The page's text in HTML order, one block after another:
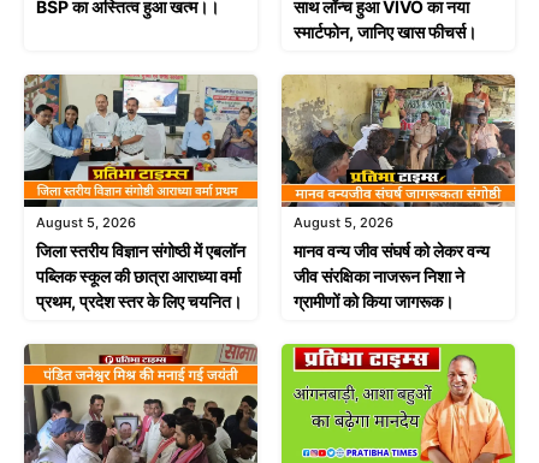
BSP का अस्तित्व हुआ खत्म।।
साथ लॉन्च हुआ VIVO का नया
स्मार्टफोन, जानिए खास फीचर्स।
August 5, 2026
जिला स्तरीय विज्ञान संगोष्ठी में एबलॉन
पब्लिक स्कूल की छात्रा आराध्या वर्मा
प्रथम, प्रदेश स्तर के लिए चयनित।
August 5, 2026
मानव वन्य जीव संघर्ष को लेकर वन्य
जीव संरक्षिका नाजरून निशा ने
ग्रामीणों को किया जागरूक।